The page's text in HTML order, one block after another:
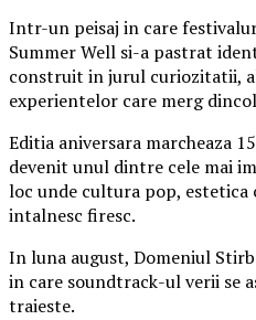
Intr-un peisaj in care
Summer Well si-a pastrat
construit in jurul curiozitatii,
experientelor care merg
Editia aniversara marcheaza
devenit unul dintre cele mai
loc unde cultura pop, estetica
intalnesc firesc.
In luna august, Domeniul
in care soundtrack-ul verii se
traieste.